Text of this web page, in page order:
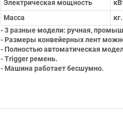
Электрическая мощность
Масса
кг.
- 3 разные модели: ручная,
- Размеры конвейерных лент
- Полностью автоматическая
- Trigger ремень.
- Машина работает бесшумно.